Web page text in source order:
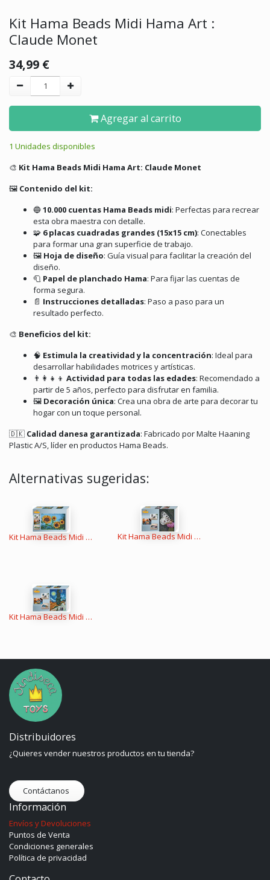
Kit Hama Beads Midi Hama Art :
Claude Monet
34,99 €
Agregar al carrito
1 Unidades disponibles
🎨 Kit Hama Beads Midi Hama Art: Claude Monet
🖼️ Contenido del kit:
🔵10.000 cuentas Hama Beads midi: Perfectas para recrear
esta obra maestra con detalle.
🧩 6 placas cuadradas grandes (15x15 cm): Conectables
para formar una gran superficie de trabajo.
🖼️ Hoja de diseño: Guía visual para facilitar la creación del
diseño.
🧻 Papel de planchado Hama: Para fijar las cuentas de
forma segura.
📄 Instrucciones detalladas: Paso a paso para un
resultado perfecto.
🎨 Beneficios del kit:
🧠 Estimula la creatividad y la concentración: Ideal para
desarrollar habilidades motrices y artísticas.
👨‍👩‍👧‍👦 Actividad para todas las edades: Recomendado a
partir de 5 años, perfecto para disfrutar en familia.
🖼️ Decoración única: Crea una obra de arte para decorar tu
hogar con un toque personal.
🇩🇰 Calidad danesa garantizada: Fabricado por Malte Haaning
Plastic A/S, líder en productos Hama Beads.
Alternativas sugeridas:
Kit Hama Beads Midi Hama Art : Girasoles Kit Hama Beads Midi Hama Art : Mariposa
Kit Hama Beads Midi Hama Art : Van Gogh
Distribuidores
¿Quieres vender nuestros productos en tu tienda?
Contáctanos
Información
Envíos y Devoluciones
Puntos de Venta
Condiciones generales
Política de privacidad